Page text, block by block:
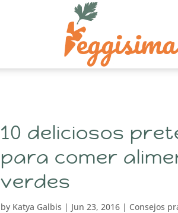
10 deliciosos
para comer
verdes
by Katya Galbis | Jun 23, 2016| Consejos